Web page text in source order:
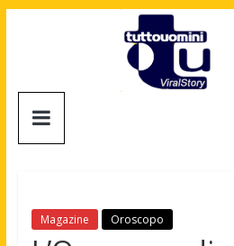
Tuttouomini
Motori,
gay
Magazine Oroscopo